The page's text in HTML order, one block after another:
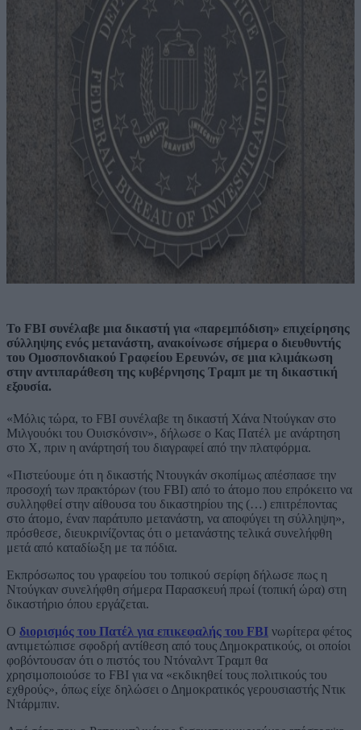
Το FBI συνέλαβε μια δικαστή για «παρεμπόδιση» επιχείρησης
σύλληψης ενός μετανάστη, ανακοίνωσε σήμερα ο διευθυντής
του Ομοσπονδιακού Γραφείου Ερευνών, σε μια κλιμάκωση
στην αντιπαράθεση της κυβέρνησης Τραμπ με τη δικαστική
εξουσία.
«Μόλις τώρα, το FBI συνέλαβε τη δικαστή Χάνα Ντούγκαν στο
Μιλγουόκι του Ουισκόνσιν», δήλωσε ο Κας Πατέλ με ανάρτηση
στο X, πριν η ανάρτησή του διαγραφεί από την πλατφόρμα.
«Πιστεύουμε ότι η δικαστής Ντουγκάν σκοπίμως απέσπασε την
προσοχή των πρακτόρων (του FBI) από το άτομο που επρόκειτο να
συλληφθεί στην αίθουσα του δικαστηρίου της (…) επιτρέποντας
στο άτομο, έναν παράτυπο μετανάστη, να αποφύγει τη σύλληψη»,
πρόσθεσε, διευκρινίζοντας ότι ο μετανάστης τελικά συνελήφθη
μετά από καταδίωξη με τα πόδια.
Εκπρόσωπος του γραφείου του τοπικού σερίφη δήλωσε πως η
Ντούγκαν συνελήφθη σήμερα Παρασκευή πρωί (τοπική ώρα) στη
δικαστήριο όπου εργάζεται.
Ο διορισμός του Πατέλ για επικεφαλής του FBI νωρίτερα φέτος
αντιμετώπισε σφοδρή αντίθεση από τους Δημοκρατικούς, οι οποίοι
φοβόντουσαν ότι ο πιστός του Ντόναλντ Τραμπ θα
χρησιμοποιούσε το FBI για να «εκδικηθεί τους πολιτικούς του
εχθρούς», όπως είχε δηλώσει ο Δημοκρατικός γερουσιαστής Ντικ
Ντάρμπιν.